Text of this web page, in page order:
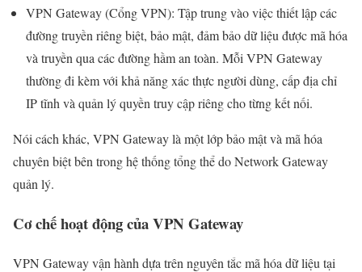
VPN Gateway (Cổng VPN): Tập trung vào việc thiết lập các
đường truyền riêng biệt, bảo mật, đảm bảo dữ liệu được mã hóa
và truyền qua các đường hầm an toàn. Mỗi VPN Gateway
thường đi kèm với khả năng xác thực người dùng, cấp địa chỉ
IP tĩnh và quản lý quyền truy cập riêng cho từng kết nối.
Nói cách khác, VPN Gateway là một lớp bảo mật và mã hóa
chuyên biệt bên trong hệ thống tổng thể do Network Gateway
quản lý.
Cơ chế hoạt động của VPN Gateway
VPN Gateway vận hành dựa trên nguyên tắc mã hóa dữ liệu tại